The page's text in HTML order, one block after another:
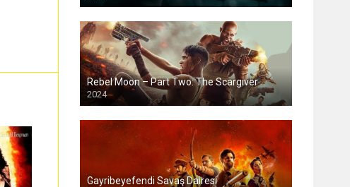
Rebel Moon – Part Two: The Scargiver
2024
Gayribeyefendi Savaş Dairesi